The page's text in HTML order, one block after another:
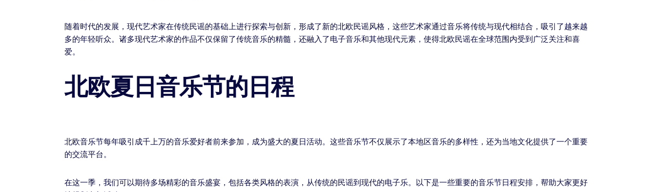
随着时代的发展，现代艺术家在传统民谣的基础上进行探索与创新，形成了新的北欧民谣风格，这些艺术家通过音乐将传统与现代相结合，吸引了越来越
多的年轻听众。诸多现代艺术家的作品不仅保留了传统音乐的精髓，还融入了电子音乐和其他现代元素，使得北欧民谣在全球范围内受到广泛关注和喜
爱。
北欧夏日音乐节的日程
北欧音乐节每年吸引成千上万的音乐爱好者前来参加，成为盛大的夏日活动。这些音乐节不仅展示了本地区音乐的多样性，还为当地文化提供了一个重要
的交流平台。
在这一季，我们可以期待多场精彩的音乐盛宴，包括各类风格的表演，从传统的民谣到现代的电子乐。以下是一些重要的音乐节日程安排，帮助大家更好